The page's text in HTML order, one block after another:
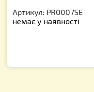
Артикул: PR0007SE
немає у наявності